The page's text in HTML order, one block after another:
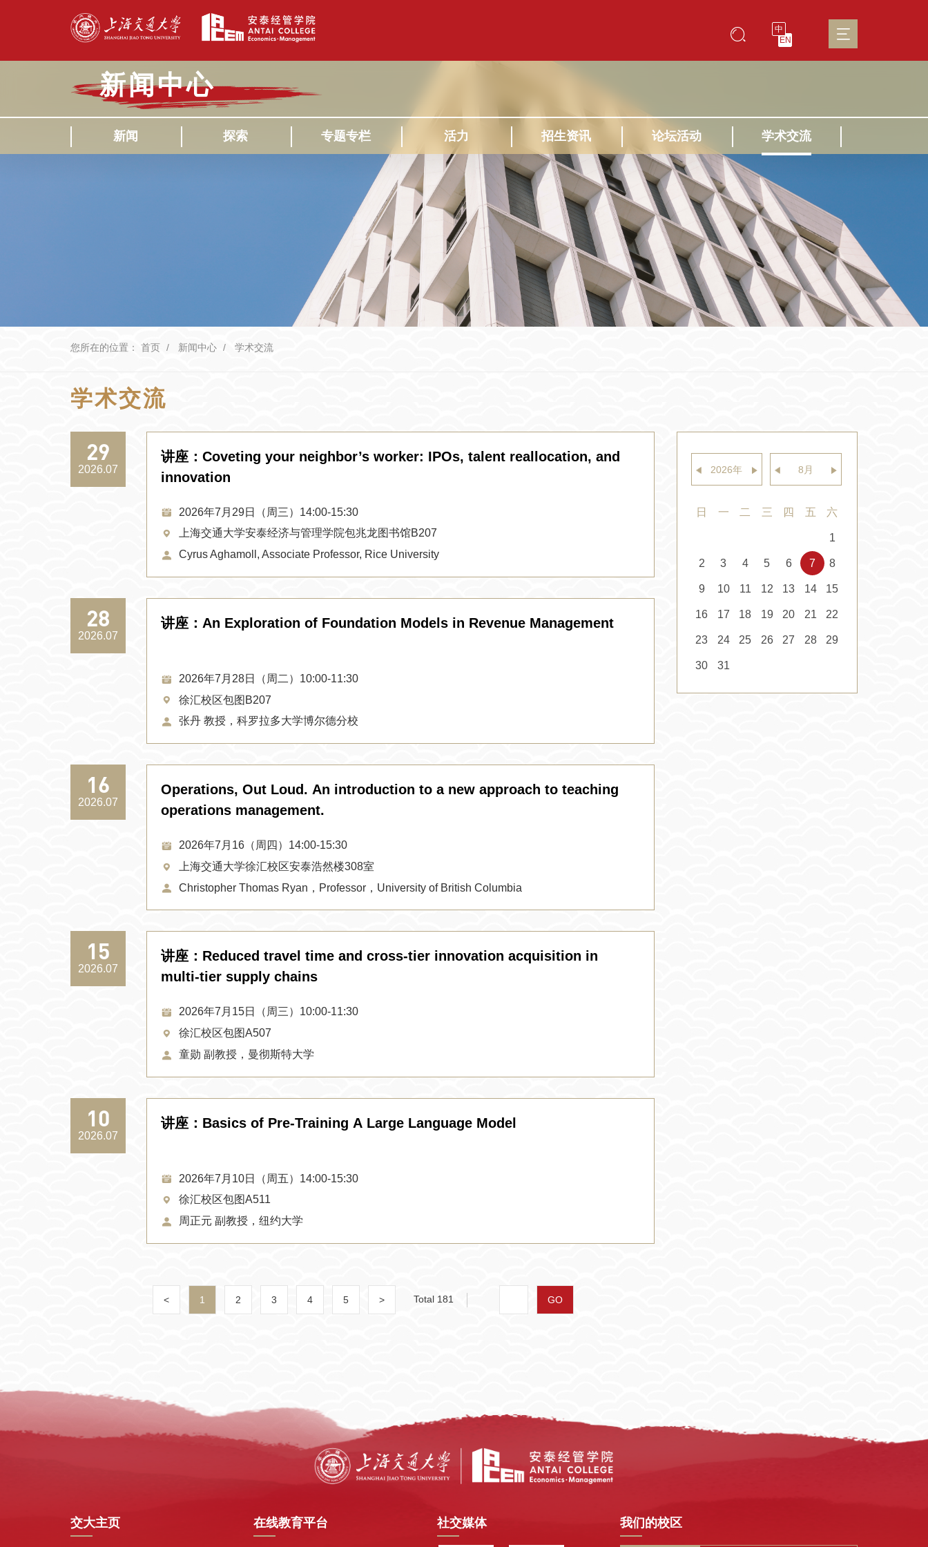
中
EN
新闻中心
新闻 探索 专题专栏 活力 招生资讯 论坛活动 学术交流
您所在的位置： 首页 新闻中心 学术交流
学术交流
29
2026.07
讲座：Coveting your neighbor’s worker: IPOs, talent reallocation, and
innovation
2026年7月29日（周三）14:00-15:30
上海交通大学安泰经济与管理学院包兆龙图书馆B207
Cyrus Aghamoll, Associate Professor, Rice University
28
2026.07
讲座：An Exploration of Foundation Models in Revenue Management
2026年7月28日（周二）10:00-11:30
徐汇校区包图B207
张丹 教授，科罗拉多大学博尔德分校
16
2026.07
Operations, Out Loud. An introduction to a new approach to teaching
operations management.
2026年7月16（周四）14:00-15:30
上海交通大学徐汇校区安泰浩然楼308室
Christopher Thomas Ryan，Professor，University of British Columbia
15
2026.07
讲座：Reduced travel time and cross-tier innovation acquisition in
multi-tier supply chains
2026年7月15日（周三）10:00-11:30
徐汇校区包图A507
童勋 副教授，曼彻斯特大学
10
2026.07
讲座：Basics of Pre-Training A Large Language Model
2026年7月10日（周五）14:00-15:30
徐汇校区包图A511
周正元 副教授，纽约大学
< 1 2 3 4 5 > Total 181 GO
2026年 8 月
日 一 二 三 四 五 六
1
2 3 4 5 6 7 8
9 10 11 12 13 14 15
16 17 18 19 20 21 22
23 24 25 26 27 28 29
30 31
交大主页 在线教育平台 社交媒体 我们的校区